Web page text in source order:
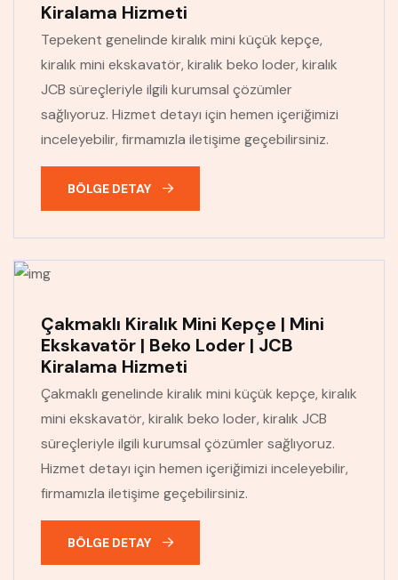
Kiralama Hizmeti
Tepekent genelinde kiralık mini küçük kepçe,
kiralık mini ekskavatör, kiralık beko loder, kiralık
JCB süreçleriyle ilgili kurumsal çözümler
sağlıyoruz. Hizmet detayı için hemen içeriğimizi
inceleyebilir, firmamızla iletişime geçebilirsiniz.
BÖLGE DETAY
Çakmaklı Kiralık Mini Kepçe | Mini
Ekskavatör | Beko Loder | JCB
Kiralama Hizmeti
Çakmaklı genelinde kiralık mini küçük kepçe, kiralık
mini ekskavatör, kiralık beko loder, kiralık JCB
süreçleriyle ilgili kurumsal çözümler sağlıyoruz.
Hizmet detayı için hemen içeriğimizi inceleyebilir,
firmamızla iletişime geçebilirsiniz.
BÖLGE DETAY